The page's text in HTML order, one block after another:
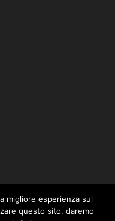
migliore esperienza sul
questo sito, daremo